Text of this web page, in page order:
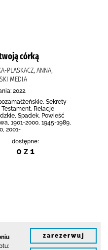
córką
PLASKACZ, ANNA,
MEDIA
2022.
Sekrety
Relacje
Spadek, Powieść
1901-2000, 1945-1989,
2001-
dostępne:
0 z 1
zarezerwuj